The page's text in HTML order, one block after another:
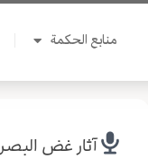
منابع الحكمة
آثار غض البصر